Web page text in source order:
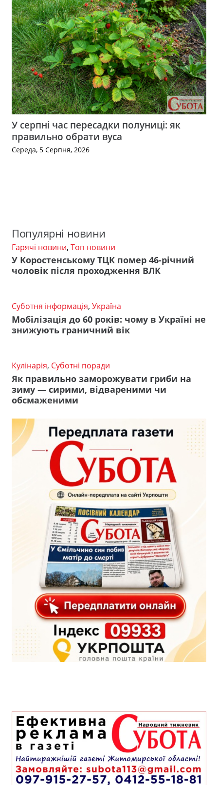
У серпні час пересадки полуниці: як
правильно обрати вуса
Середа, 5 Серпня, 2026
Популярні новини
Гарячі новини, Топ новини
У Коростенському ТЦК помер 46-річний
чоловік після проходження ВЛК
Суботня інформація, Україна
Мобілізація до 60 років: чому в Україні не
знижують граничний вік
Кулінарія, Суботні поради
Як правильно заморожувати гриби на
зиму — сирими, відвареними чи
обсмаженими